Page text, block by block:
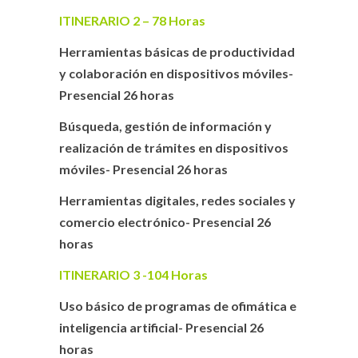
ITINERARIO 2 – 78 Horas
Herramientas básicas de productividad
y colaboración en dispositivos móviles-
Presencial 26 horas
Búsqueda, gestión de información y
realización de trámites en dispositivos
móviles- Presencial 26 horas
Herramientas digitales, redes sociales y
comercio electrónico- Presencial 26
horas
ITINERARIO 3 -104 Horas
Uso básico de programas de ofimática e
inteligencia artificial- Presencial 26
horas